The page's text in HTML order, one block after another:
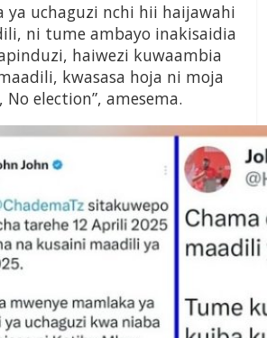
ya uchaguzi nchi hii haijawahi
ni tume ambayo inakisaidia
haiwezi kuwaambia
kwasasa hoja ni moja
No election”, amesema.